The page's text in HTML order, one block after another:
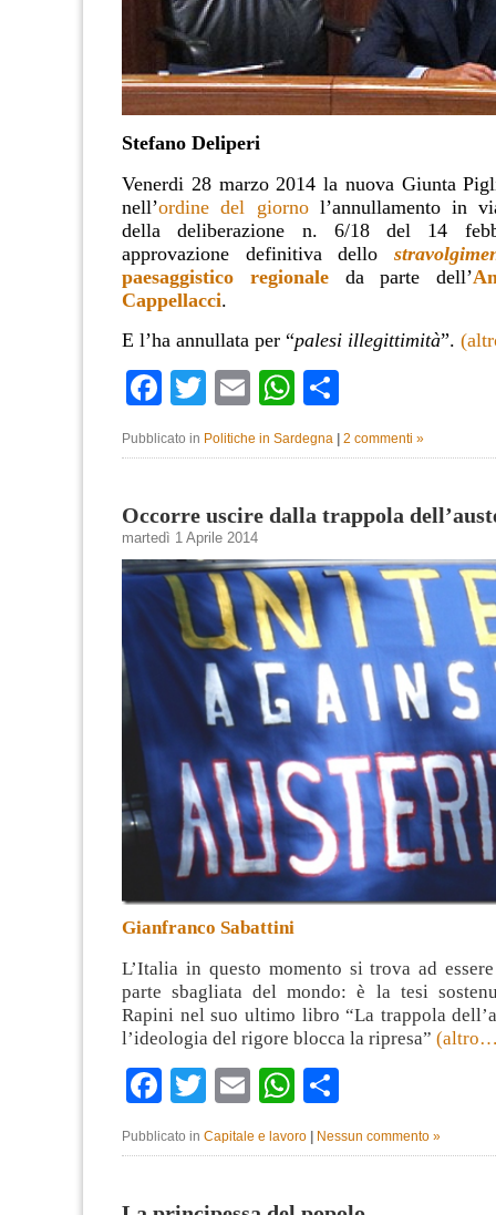
Stefano Deliperi
Venerdi 28 marzo 2014 la nuova Giunta
nell’ordine del giornol’annullamento in
della deliberazione n. 6/18 del 14
approvazione definitiva dello
paesaggistico regionaleda parte dell’
Cappellacci.
E l’ha annullata per “palesi illegittimità”.
Facebook
TwitterEmailWhatsApp
Pubblicato in Politiche in Sardegna 2 commenti »
Occorre uscire dalla trappola
martedì 1 Aprile 2014
Gianfranco Sabattini
L’Italia in questo momento si trova ad
parte sbagliata del mondo: è la tesi
Rapini nel suo ultimo libro “La trappola
l’ideologia del rigore blocca la ripresa”
Facebook
TwitterEmailWhatsApp
Pubblicato in Capitale e lavoro | Nessun commento »